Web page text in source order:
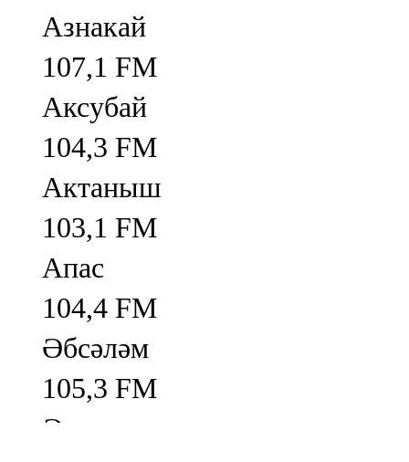
Азнакай
107,1 FM
Аксубай
104,3 FM
Актаныш
103,1 FM
Апас
104,4 FM
Әбсәләм
105,3 FM
Әлмәт